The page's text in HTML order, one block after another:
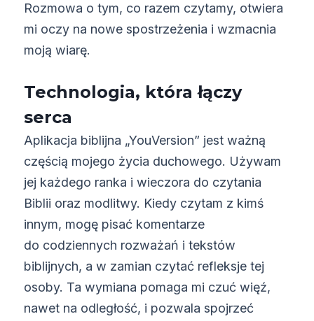
Rozmowa o tym, co razem czytamy, otwiera
mi oczy na nowe spostrzeżenia i wzmacnia
moją wiarę.
Technologia, która łączy
serca
Aplikacja biblijna „YouVersion” jest ważną
częścią mojego życia duchowego. Używam
jej każdego ranka i wieczora do czytania
Biblii oraz modlitwy. Kiedy czytam z kimś
innym, mogę pisać komentarze
do codziennych rozważań i tekstów
biblijnych, a w zamian czytać refleksje tej
osoby. Ta wymiana pomaga mi czuć więź,
nawet na odległość, i pozwala spojrzeć